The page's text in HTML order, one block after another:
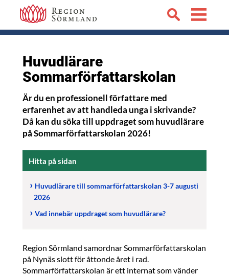
Huvudlärare
Sommarförfattarskolan
Är du en professionell författare med
erfarenhet av att handleda unga i skrivande?
Då kan du söka till uppdraget som huvudlärare
på Sommarförfattarskolan 2026!
Hitta på sidan
Huvudlärare till sommarförfattarskolan 3-7 augusti
2026
Vad innebär uppdraget som huvudlärare?
Region Sörmland samordnar Sommarförfattarskolan
på Nynäs slott för åttonde året i rad.
Sommarförfattarskolan är ett internat som vänder